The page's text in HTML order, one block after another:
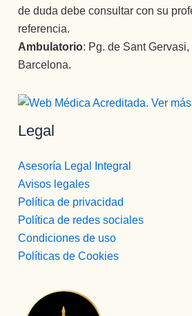
de duda debe consultar con su
referencia.
Ambulatorio: Pg. de Sant
Barcelona.
Legal
Asesoría Legal Integral
Avisos legales
Política de privacidad
Política de redes sociales
Condiciones de uso
Políticas de Cookies